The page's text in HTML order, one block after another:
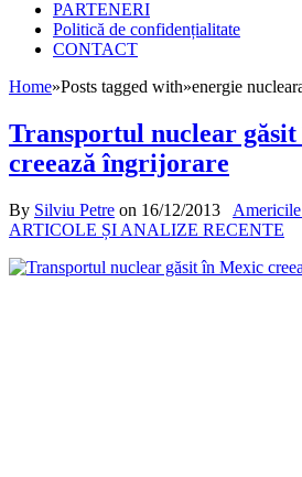
PARTENERI
Politică de confidențialitate
CONTACT
Home»Posts tagged with»energie
Transportul nuclear
creează îngrijorare
By Silviu Petre on 16/12/2013
ARTICOLE ȘI ANALIZE RECENTE